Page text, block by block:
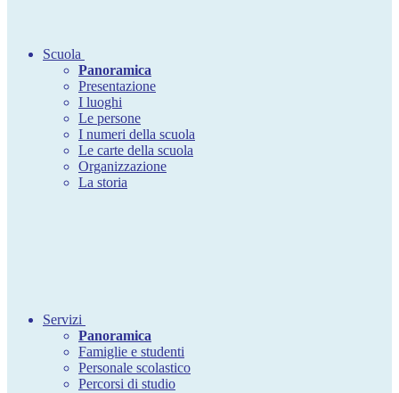
Scuola
Panoramica
Presentazione
I luoghi
Le persone
I numeri della scuola
Le carte della scuola
Organizzazione
La storia
Servizi
Panoramica
Famiglie e studenti
Personale scolastico
Percorsi di studio